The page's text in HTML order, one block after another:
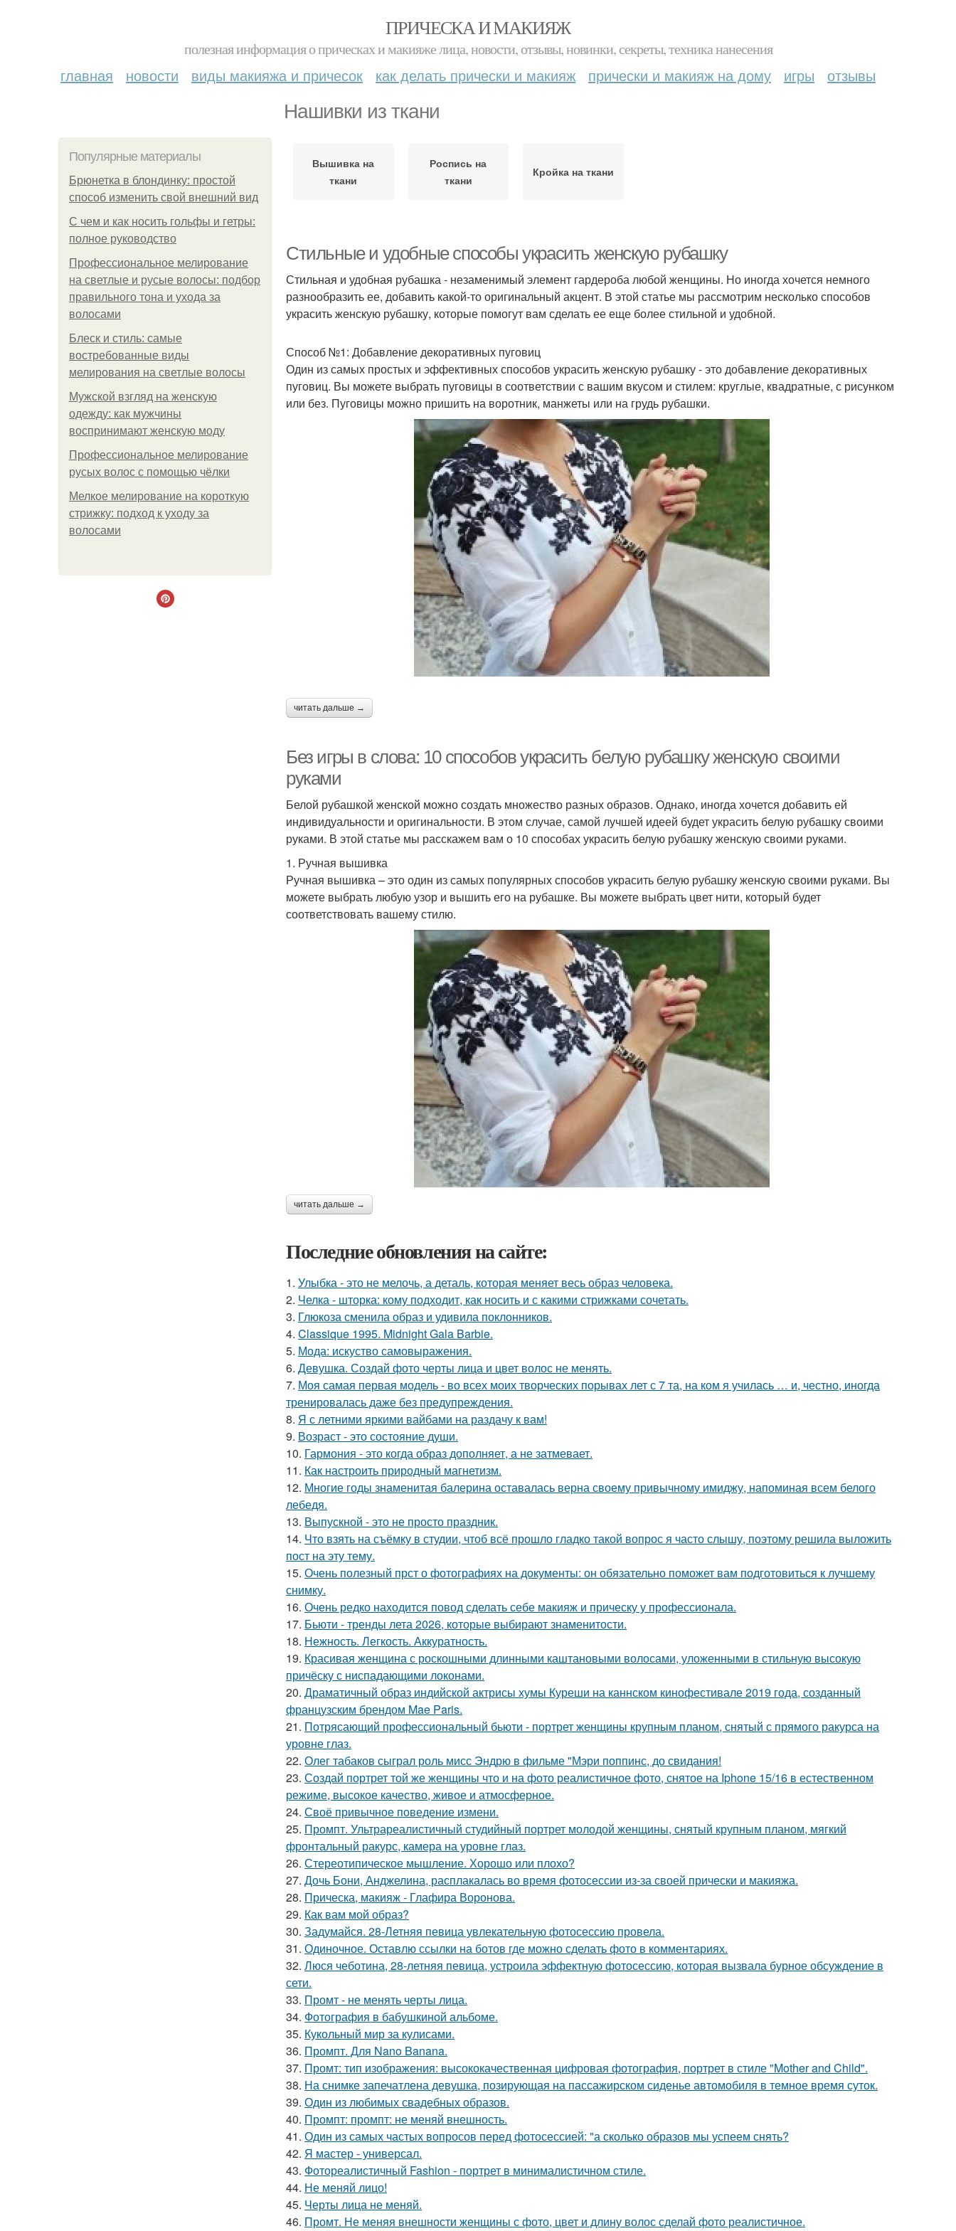
ПРИЧЕСКА И МАКИЯЖ
полезная информация о прическах и макияже лица, новости, отзывы, новинки, секреты, техника нанесения
главная новости виды макияжа и причесок как делать прически и макияж прически и макияж на дому игры отзывы
Нашивки из ткани
Популярные материалы
Брюнетка в блондинку: простой
способ изменить свой внешний вид
С чем и как носить гольфы и гетры:
полное руководство
Профессиональное мелирование
на светлые и русые волосы: подбор
правильного тона и ухода за
волосами
Блеск и стиль: самые
востребованные виды
мелирования на светлые волосы
Мужской взгляд на женскую
одежду: как мужчины
воспринимают женскую моду
Профессиональное мелирование
русых волос с помощью чёлки
Мелкое мелирование на короткую
стрижку: подход к уходу за
волосами
Вышивка на
ткани
Роспись на
ткани
Кройка на ткани
Стильные и удобные способы украсить женскую рубашку
Стильная и удобная рубашка - незаменимый элемент гардероба любой женщины. Но иногда хочется немного
разнообразить ее, добавить какой-то оригинальный акцент. В этой статье мы рассмотрим несколько способов
украсить женскую рубашку, которые помогут вам сделать ее еще более стильной и удобной.
Способ №1: Добавление декоративных пуговиц
Один из самых простых и эффективных способов украсить женскую рубашку - это добавление декоративных
пуговиц. Вы можете выбрать пуговицы в соответствии с вашим вкусом и стилем: круглые, квадратные, с рисунком
или без. Пуговицы можно пришить на воротник, манжеты или на грудь рубашки.
читать дальше →
Без игры в слова: 10 способов украсить белую рубашку женскую своими
руками
Белой рубашкой женской можно создать множество разных образов. Однако, иногда хочется добавить ей
индивидуальности и оригинальности. В этом случае, самой лучшей идеей будет украсить белую рубашку своими
руками. В этой статье мы расскажем вам о 10 способах украсить белую рубашку женскую своими руками.
1. Ручная вышивка
Ручная вышивка – это один из самых популярных способов украсить белую рубашку женскую своими руками. Вы
можете выбрать любую узор и вышить его на рубашке. Вы можете выбрать цвет нити, который будет
соответствовать вашему стилю.
читать дальше →
Последние обновления на сайте:
1. Улыбка - это не мелочь, а деталь, которая меняет весь образ человека.
2. Челка - шторка: кому подходит, как носить и с какими стрижками сочетать.
3. Глюкоза сменила образ и удивила поклонников.
4. Classique 1995. Midnight Gala Barbie.
5. Мода: искуство самовыражения.
6. Девушка. Создай фото черты лица и цвет волос не менять.
7. Моя самая первая модель - во всех моих творческих порывах лет с 7 та, на ком я училась … и, честно, иногда
тренировалась даже без предупреждения.
8. Я с летними яркими вайбами на раздачу к вам!
9. Возраст - это состояние души.
10. Гармония - это когда образ дополняет, а не затмевает.
11. Как настроить природный магнетизм.
12. Многие годы знаменитая балерина оставалась верна своему привычному имиджу, напоминая всем белого
лебедя.
13. Выпускной - это не просто праздник.
14. Что взять на съёмку в студии, чтоб всё прошло гладко такой вопрос я часто слышу, поэтому решила выложить
пост на эту тему.
15. Очень полезный прст о фотографиях на документы: он обязательно поможет вам подготовиться к лучшему
снимку.
16. Очень редко находится повод сделать себе макияж и прическу у профессионала.
17. Бьюти - тренды лета 2026, которые выбирают знаменитости.
18. Нежность. Легкость. Аккуратность.
19. Красивая женщина с роскошными длинными каштановыми волосами, уложенными в стильную высокую
причёску с ниспадающими локонами.
20. Драматичный образ индийской актрисы хумы Куреши на каннском кинофестивале 2019 года, созданный
французским брендом Mae Paris.
21. Потрясающий профессиональный бьюти - портрет женщины крупным планом, снятый с прямого ракурса на
уровне глаз.
22. Олег табаков сыграл роль мисс Эндрю в фильме "Мэри поппинс, до свидания!
23. Создай портрет той же женщины что и на фото реалистичное фото, снятое на Iphone 15/16 в естественном
режиме, высокое качество, живое и атмосферное.
24. Своё привычное поведение измени.
25. Промпт. Ультрареалистичный студийный портрет молодой женщины, снятый крупным планом, мягкий
фронтальный ракурс, камера на уровне глаз.
26. Стереотипическое мышление. Хорошо или плохо?
27. Дочь Бони, Анджелина, расплакалась во время фотосессии из-за своей прически и макияжа.
28. Прическа, макияж - Глафира Воронова.
29. Как вам мой образ?
30. Задумайся. 28-Летняя певица увлекательную фотосессию провела.
31. Одиночное. Оставлю ссылки на ботов где можно сделать фото в комментариях.
32. Люся чеботина, 28-летняя певица, устроила эффектную фотосессию, которая вызвала бурное обсуждение в
сети.
33. Промт - не менять черты лица.
34. Фотография в бабушкиной альбоме.
35. Кукольный мир за кулисами.
36. Промпт. Для Nano Banana.
37. Промт: тип изображения: высококачественная цифровая фотография, портрет в стиле "Mother and Child".
38. На снимке запечатлена девушка, позирующая на пассажирском сиденье автомобиля в темное время суток.
39. Один из любимых свадебных образов.
40. Промпт: промпт: не меняй внешность.
41. Один из самых частых вопросов перед фотосессией: "а сколько образов мы успеем снять?
42. Я мастер - универсал.
43. Фотореалистичный Fashion - портрет в минималистичном стиле.
44. Не меняй лицо!
45. Черты лица не меняй.
46. Промт. Не меняя внешности женщины с фото, цвет и длину волос сделай фото реалистичное.